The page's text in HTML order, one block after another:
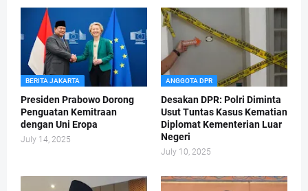
BERITA JAKARTA
Presiden Prabowo Dorong
Penguatan Kemitraan
dengan Uni Eropa
July 14, 2025
ANGGOTA DPR
Desakan DPR: Polri Diminta
Usut Tuntas Kasus Kematian
Diplomat Kementerian Luar
Negeri
July 10, 2025